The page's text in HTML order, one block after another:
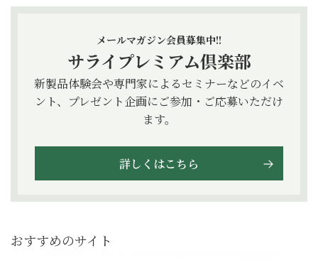
メールマガジン会員募集中!!
サライプレミアム倶楽部
新製品体験会や専門家によるセミナーなどのイベ
ント、プレゼント企画にご参加・ご応募いただけ
ます。
詳しくはこちら
おすすめのサイト